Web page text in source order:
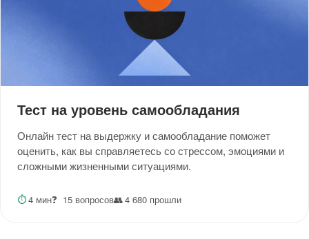
Тест на уровень самообладания
Онлайн тест на выдержку и самообладание поможет
оценить, как вы справляетесь со стрессом, эмоциями и
сложными жизненными ситуациями.
⏱4 мин❓ 15 вопросов👥4 680 прошли